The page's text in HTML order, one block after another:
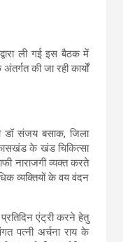
ली गई इस बैठक में
की जा रही कार्यों
डॉ संजय बसाक, जिला
के खंड चिकित्सा
नाराजगी व्यक्त करते
व्यक्तियों के वय वंदन
एंट्री करने हेतु
पत्नी अर्चना राय के